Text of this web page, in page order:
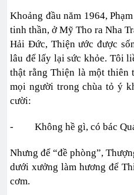
Khoảng đầu năm 1964,
tinh thần, ở Mỹ Tho ra Nha
Hải Đức, Thiện ước được
lâu để lấy lại sức khỏe. Tôi
thật rằng Thiện là một
mọi người trong chùa tỏ ý
cười:
- Không hề gì, có bác
Nhưng để “đề phòng”,
dưới xưởng làm hương để
cơm.